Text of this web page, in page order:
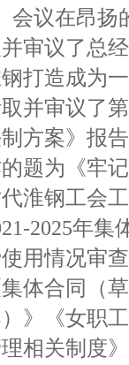
议在昂扬
审议了总
打造成为
并审议了
方案》报
题为《牢
淮钢工会
2025年
用情况审
集体合同（
》《女职
相关制度